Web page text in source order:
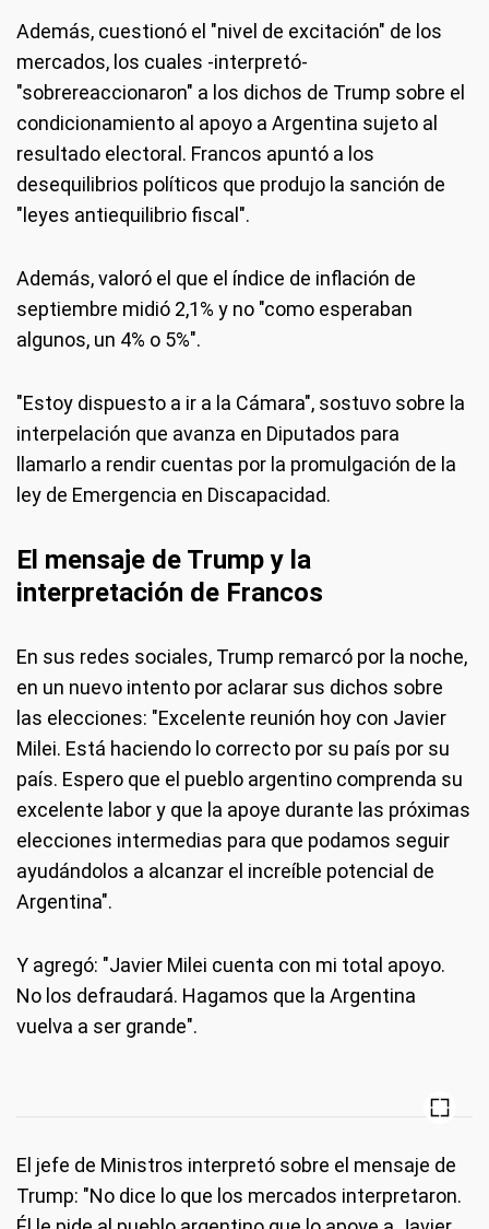
Además, cuestionó el "nivel de excitación" de los
mercados, los cuales -interpretó-
"sobrereaccionaron" a los dichos de Trump sobre el
condicionamiento al apoyo a Argentina sujeto al
resultado electoral. Francos apuntó a los
desequilibrios políticos que produjo la sanción de
"leyes antiequilibrio fiscal".
Además, valoró el que el índice de inflación de
septiembre midió 2,1% y no "como esperaban
algunos, un 4% o 5%".
"Estoy dispuesto a ir a la Cámara", sostuvo sobre la
interpelación que avanza en Diputados para
llamarlo a rendir cuentas por la promulgación de la
ley de Emergencia en Discapacidad.
El mensaje de Trump y la
interpretación de Francos
En sus redes sociales, Trump remarcó por la noche,
en un nuevo intento por aclarar sus dichos sobre
las elecciones: "Excelente reunión hoy con Javier
Milei. Está haciendo lo correcto por su país por su
país. Espero que el pueblo argentino comprenda su
excelente labor y que la apoye durante las próximas
elecciones intermedias para que podamos seguir
ayudándolos a alcanzar el increíble potencial de
Argentina".
Y agregó: "Javier Milei cuenta con mi total apoyo.
No los defraudará. Hagamos que la Argentina
vuelva a ser grande".
El jefe de Ministros interpretó sobre el mensaje de
Trump: "No dice lo que los mercados interpretaron.